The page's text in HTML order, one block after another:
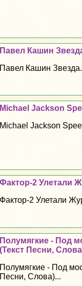
Павел Кашин
Павел Кашин
Michael Jackson
Michael Jackson
Фактор-2 Улетали
Фактор-2 Улетали
Полумягкие - Под
(Текст Песни,
Полумягкие - Под
Песни, Слова)...